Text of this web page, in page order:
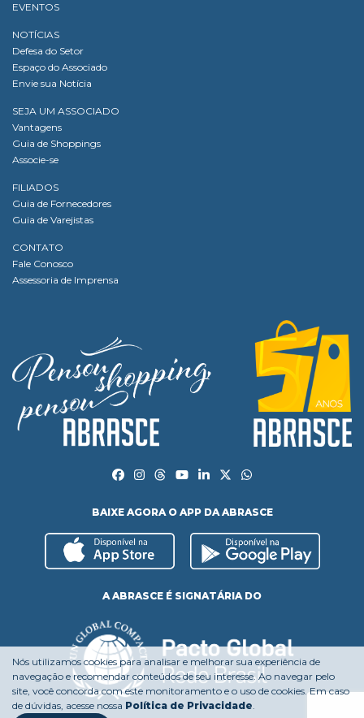
EVENTOS
NOTÍCIAS
Defesa do Setor
Espaço do Associado
Envie sua Notícia
SEJA UM ASSOCIADO
Vantagens
Guia de Shoppings
Associe-se
FILIADOS
Guia de Fornecedores
Guia de Varejistas
CONTATO
Fale Conosco
Assessoria de Imprensa
BAIXE AGORA O APP DA ABRASCE
A ABRASCE É SIGNATÁRIA DO
Nós utilizamos cookies para analisar e melhorar sua experiência de
navegação e recomendar conteúdos de seu interesse. Ao navegar pelo
site, você concorda com este monitoramento e o uso de cookies. Em caso
de dúvidas, acesse nossa Política de Privacidade.